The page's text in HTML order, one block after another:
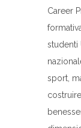
Career
studenti
sport,